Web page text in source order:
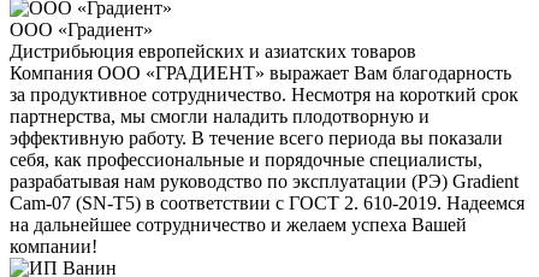
ООО «Градиент»
Дистрибьюция европейских и азиатских товаров
Компания ООО «ГРАДИЕНТ» выражает Вам благодарность
за продуктивное сотрудничество. Несмотря на короткий срок
партнерства, мы смогли наладить плодотворную и
эффективную работу. В течение всего периода вы показали
себя, как профессиональные и порядочные специалисты,
разрабатывая нам руководство по эксплуатации (РЭ) Gradient
Cam-07 (SN-T5) в соответствии с ГОСТ 2. 610-2019. Надеемся
на дальнейшее сотрудничество и желаем успеха Вашей
компании!